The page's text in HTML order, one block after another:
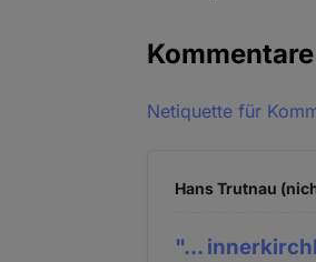
Kommentare
Netiquette für
Hans Trutnau
"...